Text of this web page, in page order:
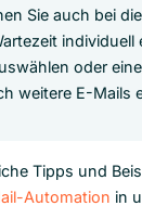
Sie auch bei
individuell
oder
weitere E-Mails
Tipps und
Automation in